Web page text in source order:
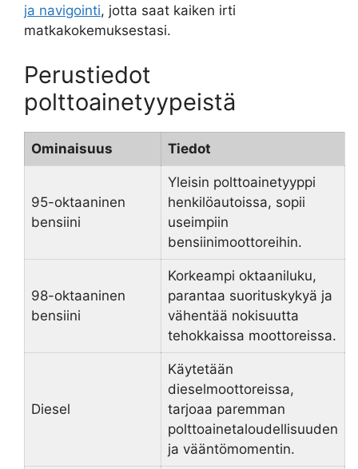
ja navigointi, jotta saat kaiken irti
matkakokemuksestasi.
Perustiedot
polttoainetyypeistä
Ominaisuus Tiedot
95-oktaaninen
bensiini
Yleisin polttoainetyyppi
henkilöautoissa, sopii
useimpiin
bensiinimoottoreihin.
98-oktaaninen
bensiini
Korkeampi oktaaniluku,
parantaa suorituskykyä ja
vähentää nokisuutta
tehokkaissa moottoreissa.
Diesel
Käytetään
dieselmoottoreissa,
tarjoaa paremman
polttoainetaloudellisuuden
ja vääntömomentin.